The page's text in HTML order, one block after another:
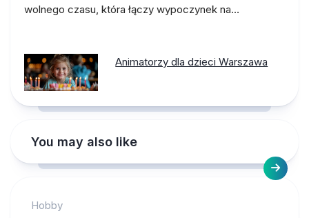
wolnego czasu, która łączy wypoczynek na…
Animatorzy dla dzieci Warszawa
You may also like
Hobby